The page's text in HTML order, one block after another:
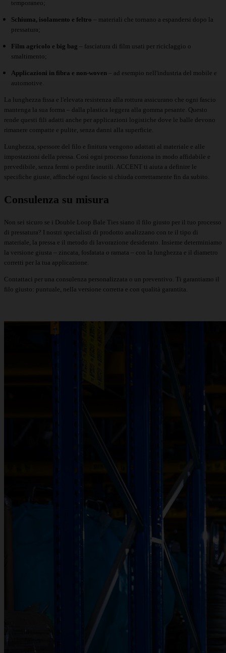
temporaneo;
Schiuma, isolamento e feltro – materiali che tornano a espandersi dopo la
pressatura;
Film agricolo e big bag – fasciatura di film usati per riciclaggio o
smaltimento;
Applicazioni in fibra e non-woven – ad esempio nell'industria del mobile e
automotive.
La lunghezza fissa e l'elevata resistenza alla rottura assicurano che ogni fascio
mantenga la sua forma – dalla plastica leggera alla gomma pesante. Questo
rende questi fili adatti anche per applicazioni logistiche dove le balle devono
rimanere compatte e pulite, senza danni alla superficie.
Lunghezza, spessore del filo e finitura vengono adattati al materiale e alle
impostazioni della pressa. Così ogni processo funziona in modo affidabile e
prevedibile, senza fermi o perdite inutili. ACCENT ti aiuta a definire le
specifiche giuste, affinché ogni fascio si chiuda correttamente fin da subito.
Consulenza su misura
Non sei sicuro se i Double Loop Bale Ties siano il filo giusto per il tuo processo
di pressatura? I nostri specialisti di prodotto analizzano con te il tipo di
materiale, la pressa e il metodo di lavorazione desiderato. Insieme determiniamo
la versione giusta – zincata, fosfatata o ramata – con la lunghezza e il diametro
corretti per la tua applicazione.
Contattaci per una consulenza personalizzata o un preventivo . Ti garantiamo il
filo giusto: puntuale, nella versione corretta e con qualità garantita.